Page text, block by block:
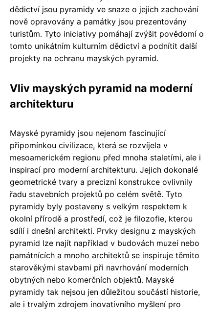
dědictví jsou pyramidy ve snaze o jejich zachování
nově opravovány a památky jsou prezentovány
turistům. Tyto iniciativy pomáhají zvýšit povědomí o
tomto unikátním kulturním dědictví a podnítit další
projekty na ochranu mayských pyramid.
Vliv mayských pyramid na moderní
architekturu
Mayské pyramidy jsou nejenom fascinující
připomínkou civilizace, která se rozvíjela v
mesoamerickém regionu před mnoha staletími, ale i
inspirací pro moderní architekturu. Jejich dokonalé
geometrické tvary a precizní konstrukce ovlivnily
řadu stavebních projektů po celém světě. Tyto
pyramidy byly postaveny s velkým respektem k
okolní přírodě a prostředí, což je filozofie, kterou
sdílí i dnešní architekti. Prvky designu z mayských
pyramid lze najít například v budovách muzeí nebo
památnících a mnoho architektů se inspiruje těmito
starověkými stavbami při navrhování moderních
obytných nebo komerčních objektů. Mayské
pyramidy tak nejsou jen důležitou součástí historie,
ale i trvalým zdrojem inovativního myšlení pro